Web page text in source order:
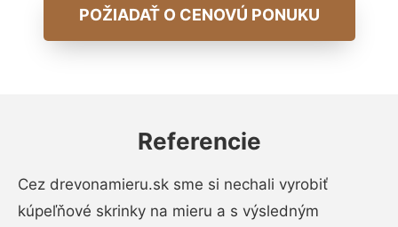
POŽIADAŤ O CENOVÚ PONUKU
Referencie
Cez drevonamieru.sk sme si nechali vyrobiť
kúpeľňové skrinky na mieru a s výsledným